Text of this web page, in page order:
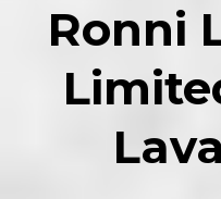
Ronni